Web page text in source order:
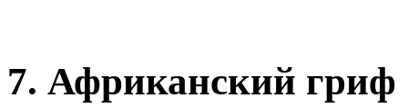
7. Африканский гриф